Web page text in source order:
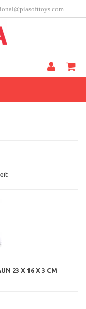
Kundenfeedback
23 X 16 X 3 CM